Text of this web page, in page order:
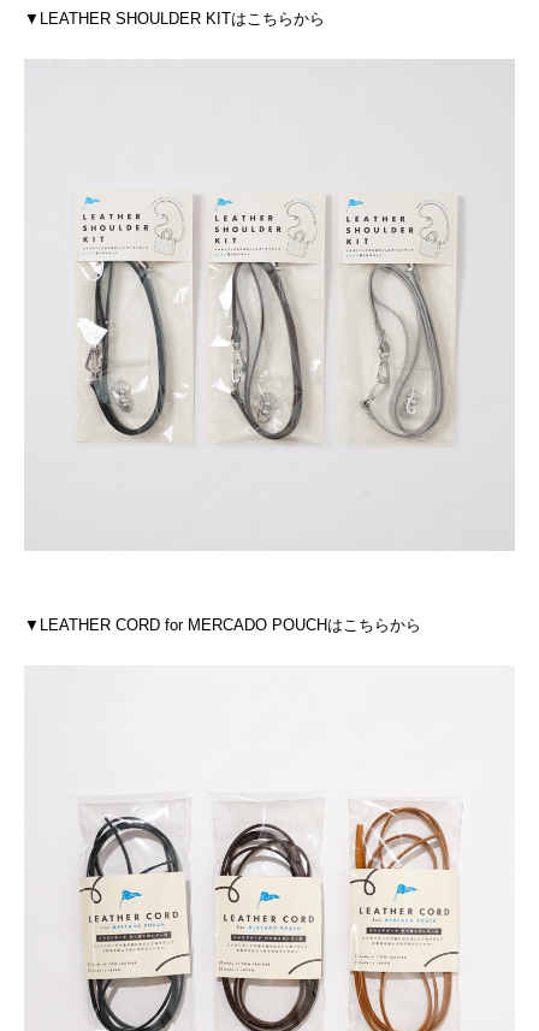
▼LEATHER SHOULDER KITはこちらから
▼LEATHER CORD for MERCADO POUCHはこちらから